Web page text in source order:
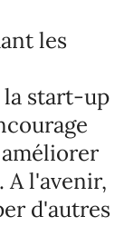
les
la start-up
l'avenir,
d'autres